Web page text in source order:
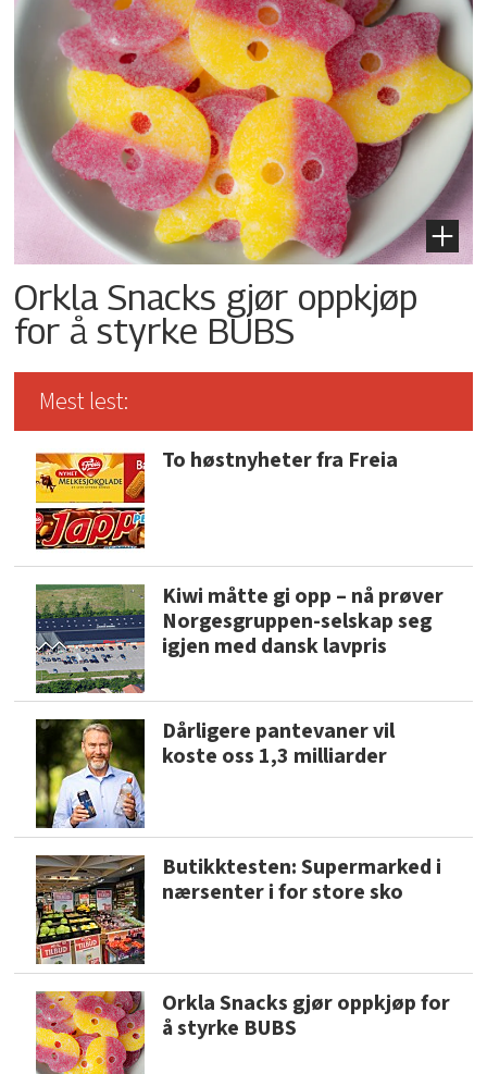
Orkla Snacks gjør oppkjøp
for å styrke BUBS
Mest lest:
To høstnyheter fra Freia
Kiwi måtte gi opp – nå prøver
Norgesgruppen-selskap seg
igjen med dansk lavpris
Dårligere pantevaner vil
koste oss 1,3 milliarder
Butikktesten: Supermarked i
nærsenter i for store sko
Orkla Snacks gjør oppkjøp for
å styrke BUBS